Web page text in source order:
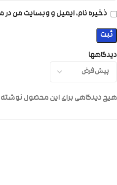
دیدگاهها
هیچ دیدگاهی برای این محصول
ذخیره نام، ایمیل و وبسایت من در